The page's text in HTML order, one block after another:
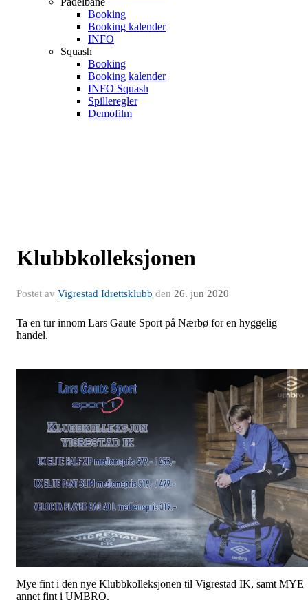
Booking
Booking kalender
INFO
Squash
Booking
Booking kalender
INFO Squash
Spilleregler
Demofilm
Klubbkolleksjonen
Postet av Vigrestad Idrettsklubb den 26. jun 2020
Ta en tur innom Lars Gaute Sport på Nærbø for en hyggelig
handel.
Mye fint i den nye Klubbkolleksjonen til Vigrestad IK, samt MYE
annet fint i UMBRO.